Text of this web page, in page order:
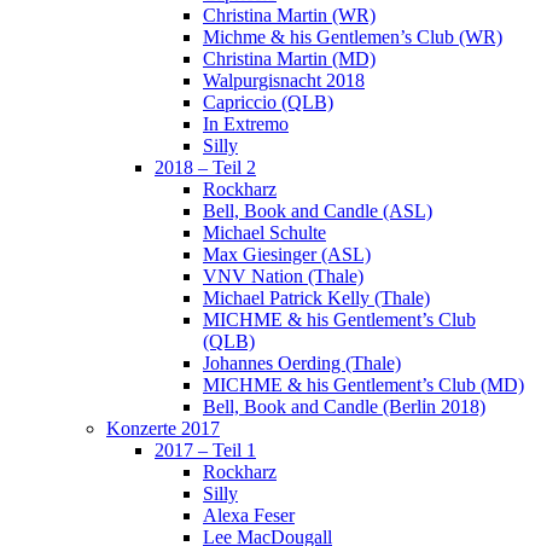
Christina Martin (WR)
Michme & his Gentlemen’s Club (WR)
Christina Martin (MD)
Walpurgisnacht 2018
Capriccio (QLB)
In Extremo
Silly
2018 – Teil 2
Rockharz
Bell, Book and Candle (ASL)
Michael Schulte
Max Giesinger (ASL)
VNV Nation (Thale)
Michael Patrick Kelly (Thale)
MICHME & his Gentlement’s Club
(QLB)
Johannes Oerding (Thale)
MICHME & his Gentlement’s Club (MD)
Bell, Book and Candle (Berlin 2018)
Konzerte 2017
2017 – Teil 1
Rockharz
Silly
Alexa Feser
Lee MacDougall